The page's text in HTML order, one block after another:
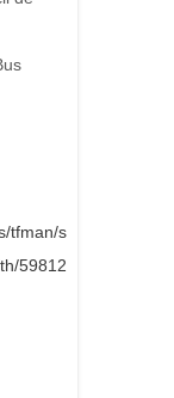
tfman/s
59812